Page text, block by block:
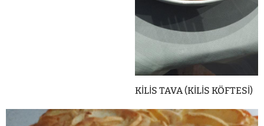
KİLİS TAVA (KİLİS KÖFTESİ)